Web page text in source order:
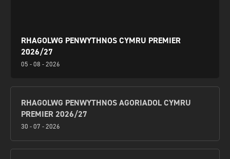
RHAGOLWG PENWYTHNOS CYMRU PREMIER
2026/27
05 - 08 - 2026
RHAGOLWG PENWYTHNOS AGORIADOL CYMRU
PREMIER 2026/27
30 - 07 - 2026